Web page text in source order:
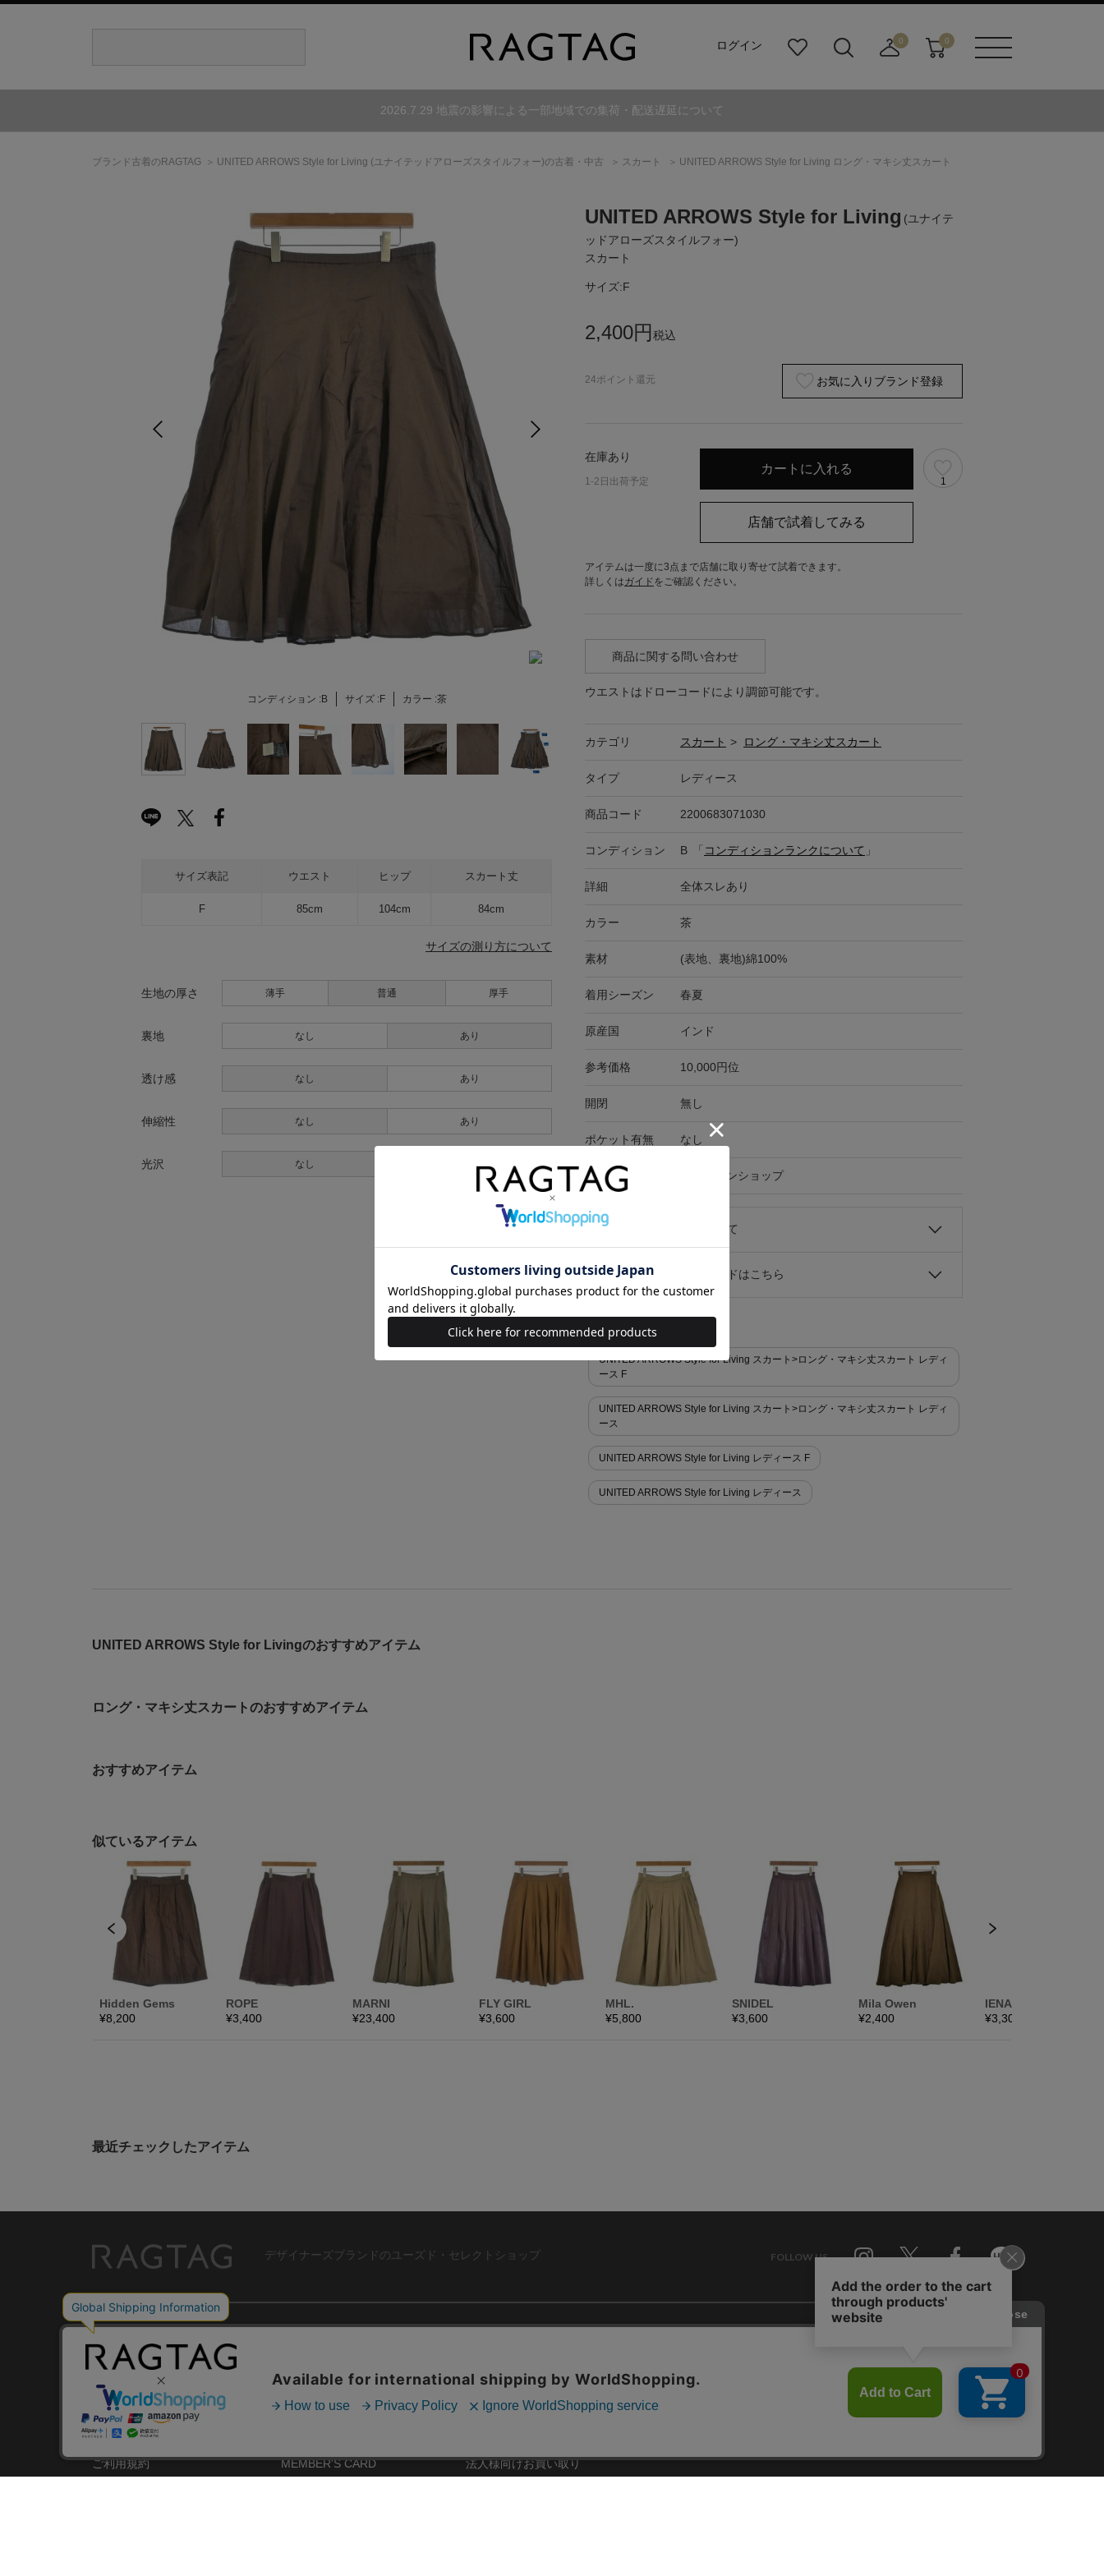
ログイン
り
ダ
0
寄
カ
0
2026.7.29 地震の影響による一部地域での集荷・配送遅延について
ブランド古着のRAGTAG UNITED ARROWS Style for Living (ユナイテッドアローズスタイルフォー)の古着・中古 スカート UNITED ARROWS Style for Living ロング・マキシ丈スカート
コンディション :B サイズ :F カラー :茶
サイズ表記 ウエスト ヒップ スカート丈
F 85cm 104cm 84cm
サイズの測り方について
生地の厚さ 薄手 普通 厚手
裏地 なし あり
透け感 なし あり
伸縮性 なし あり
光沢 なし あり
UNITED ARROWS Style for Living (ユナイテ
ッドアローズスタイルフォー)
スカート
サイズ:F
2,400円 税込
24ポイント還元 お気に入りブランド登録
在庫あり
1-2日出荷予定 1
アイテムは一度に3点まで店舗に取り寄せて試着できます。
詳しくはガイド をご確認ください。
商品に関する問い合わせ
ウエストはドローコードにより調節可能です。
カテゴリ スカート > ロング・マキシ丈スカート
タイプ レディース
商品コード 2200683071030
コンディション B 「 コンディションランクについて 」
詳細 全体スレあり
カラー 茶
素材 (表地、裏地)綿100%
着用シーズン 春夏
原産国 インド
参考価格 10,000円位
開閉 無し
ポケット有無 なし
在庫店舗 オンラインショップ
キャンセル・返品について
お買い物時のご利用ガイドはこちら
UNITED ARROWS Style for Living スカート>ロング・マキシ丈スカート レディ
ース F
UNITED ARROWS Style for Living スカート>ロング・マキシ丈スカート レディ
ース
UNITED ARROWS Style for Living レディース F
UNITED ARROWS Style for Living レディース
UNITED ARROWS Style for Livingのおすすめアイテム
ロング・マキシ丈スカートのおすすめアイテム
おすすめアイテム
最近チェックしたアイテム
デザイナーズブランドのユーズド・セレクトショップ FOLLOW US
USER GUIDE
ご利用ガイド
レビュー
RAGTAGについて
ご利用規約
MEMBER'S CARD
コーポレートサイト
会社概要
法人様向けお買い取り
RAGTAG MEMBER'S CARD